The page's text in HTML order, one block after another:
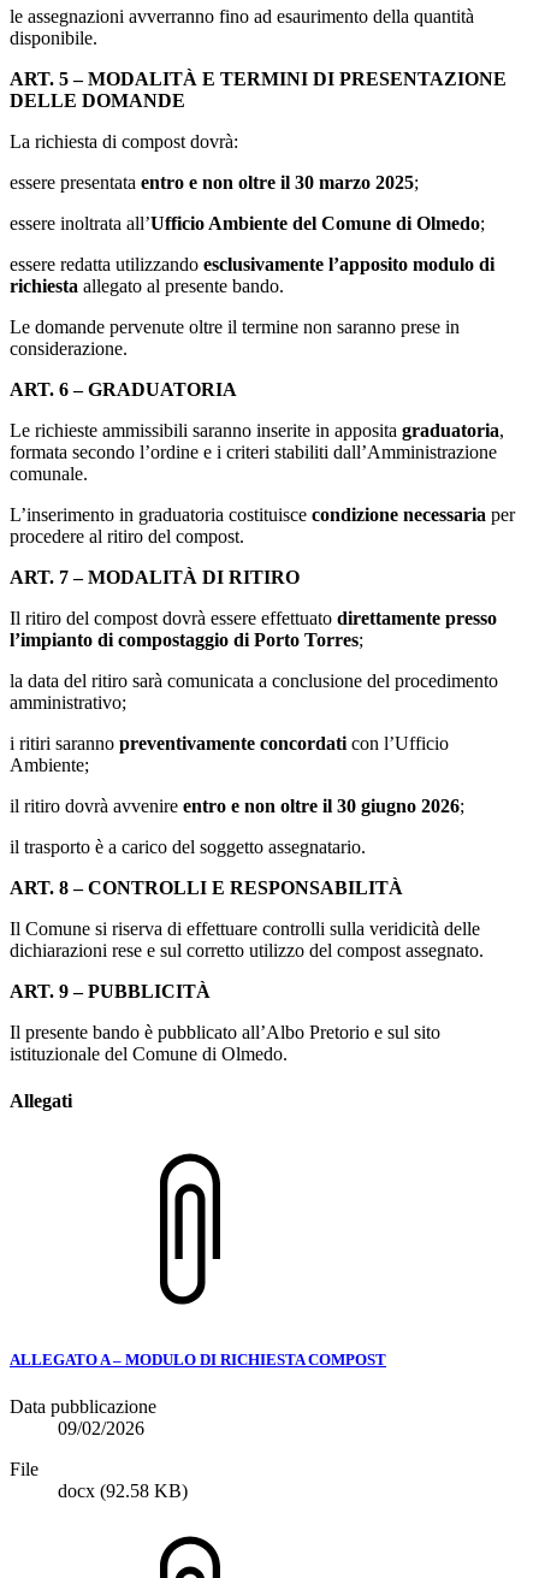
le assegnazioni avverranno fino ad esaurimento della quantità
disponibile.
ART. 5 – MODALITÀ E TERMINI DI PRESENTAZIONE
DELLE DOMANDE
La richiesta di compost dovrà:
essere presentata entro e non oltre il 30 marzo 2025;
essere inoltrata all’Ufficio Ambiente del Comune di Olmedo;
essere redatta utilizzando esclusivamente l’apposito modulo di
richiesta allegato al presente bando.
Le domande pervenute oltre il termine non saranno prese in
considerazione.
ART. 6 – GRADUATORIA
Le richieste ammissibili saranno inserite in apposita graduatoria,
formata secondo l’ordine e i criteri stabiliti dall’Amministrazione
comunale.
L’inserimento in graduatoria costituisce condizione necessaria per
procedere al ritiro del compost.
ART. 7 – MODALITÀ DI RITIRO
Il ritiro del compost dovrà essere effettuato direttamente presso
l’impianto di compostaggio di Porto Torres;
la data del ritiro sarà comunicata a conclusione del procedimento
amministrativo;
i ritiri saranno preventivamente concordati con l’Ufficio
Ambiente;
il ritiro dovrà avvenire entro e non oltre il 30 giugno 2026;
il trasporto è a carico del soggetto assegnatario.
ART. 8 – CONTROLLI E RESPONSABILITÀ
Il Comune si riserva di effettuare controlli sulla veridicità delle
dichiarazioni rese e sul corretto utilizzo del compost assegnato.
ART. 9 – PUBBLICITÀ
Il presente bando è pubblicato all’Albo Pretorio e sul sito
istituzionale del Comune di Olmedo.
Allegati
ALLEGATO A – MODULO DI RICHIESTA COMPOST
Data pubblicazione
09/02/2026
File
docx (92.58 KB)